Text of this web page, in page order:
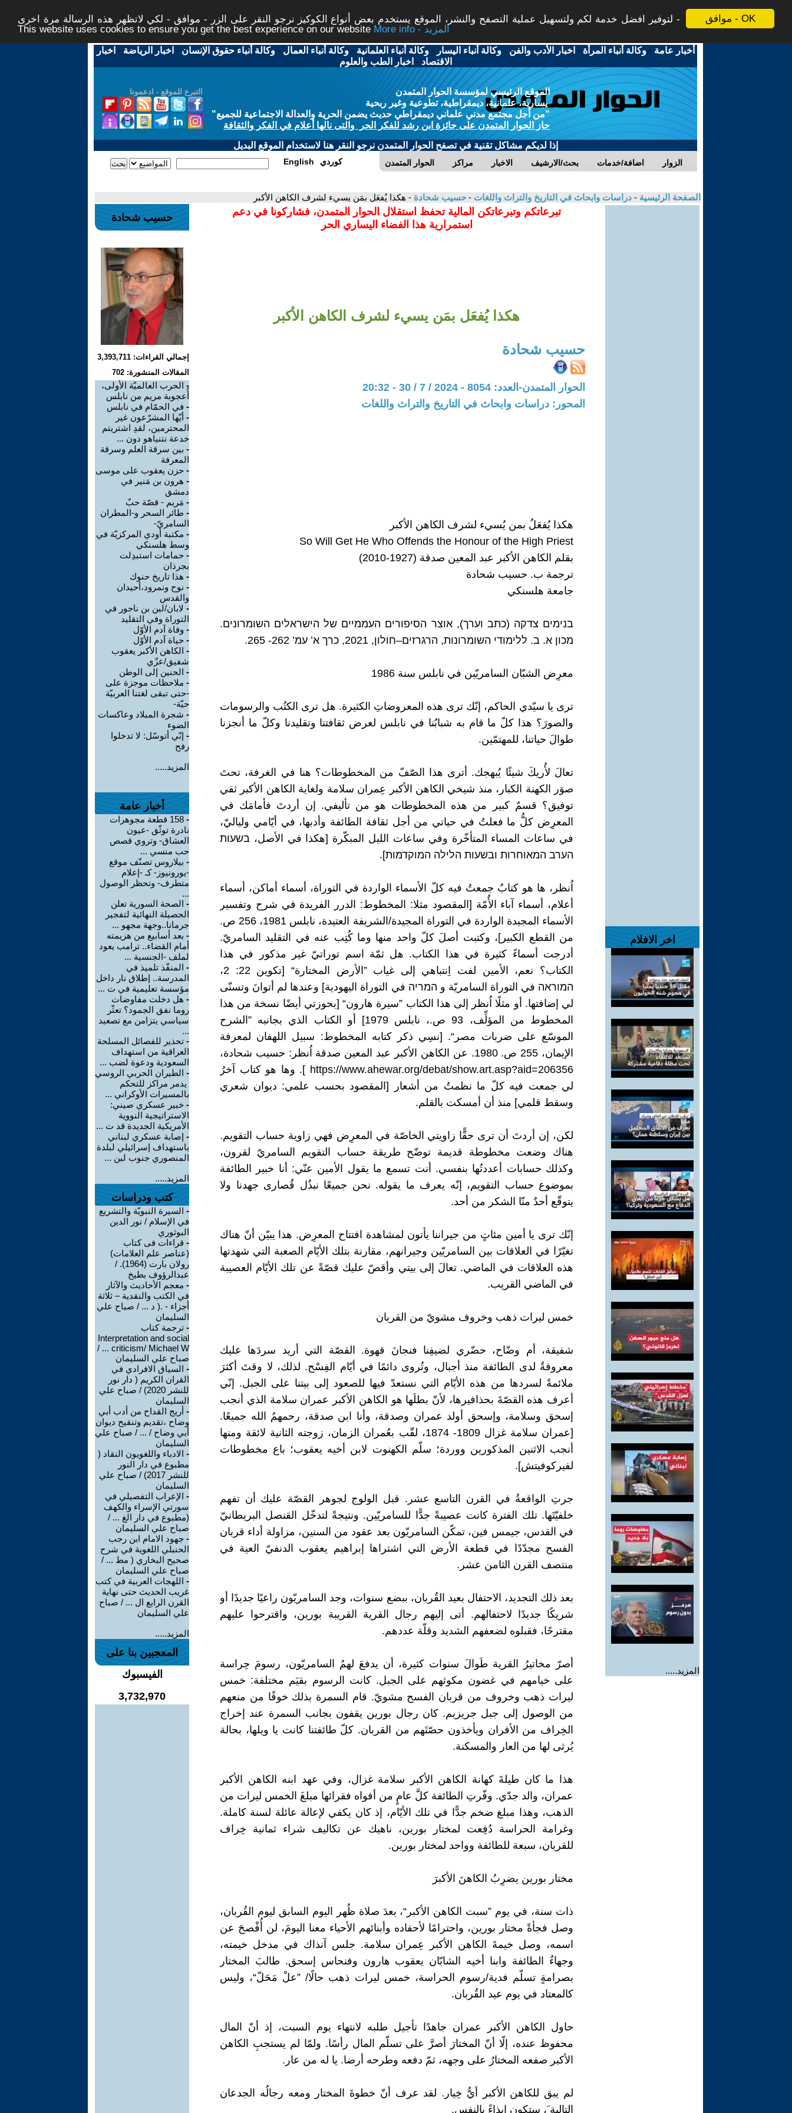
موافق - OK
لتوفير افضل خدمة لكم ولتسهيل عملية التصفح والنشر، الموقع يستخدم بعض أنواع الكوكيز نرجو النقر على الزر - موافق - لكي لاتظهر هذه الرسالة مرة اخرى -
This website uses cookies to ensure you get the best experience on our website
More info - المزيد
أخبار عامة -وكالة أنباء المرأة - اخبار الأدب والفن -وكالة أنباء اليسار -وكالة أنباء العلمانية -وكالة أنباء العمال -وكالة أنباء حقوق الإنسان - اخبار الرياضة - اخبار
الاقتصاد - اخبار الطب والعلوم
التبرع للموقع - ادعمونا
الموقع الرئيسي لمؤسسة الحوار المتمدن
يسارية، علمانية، ديمقراطية، تطوعية وغير ربحية
"من أجل مجتمع مدني علماني ديمقراطي حديث يضمن الحرية والعدالة الاجتماعية للجميع"
حاز الحوار المتمدن على جائزة ابن رشد للفكر الحر والتى نالها أعلام في الفكر والثقافة
إذا لديكم مشاكل تقنية في تصفح الحوار المتمدن نرجو النقر هنا لاستخدام الموقع البديل
الحوار المتمدن مراكز الاخبار بحث/الارشيف اضافة/خدمات الزوار English كوردي
الصفحة الرئيسية - دراسات وابحاث في التاريخ والتراث واللغات - حسيب شحادة - هكذا يُفعَل بمَن يسيء لشرف الكاهن الأكبر
اخر الافلام
المزيد.....
تبرعاتكم وتبرعاتكن المالية تحفظ استقلال الحوار المتمدن، فشاركونا في دعم
استمرارية هذا الفضاء اليساري الحر
هكذا يُفعَل بمَن يسيء لشرف الكاهن الأكبر
حسيب شحادة
الحوار المتمدن-العدد: 8054 - 2024 / 7 / 30 - 20:32
المحور: دراسات وابحاث في التاريخ والتراث واللغات
هكذا يُفعَلُ بمن يُسيء لشرف الكاهن الأكبر
So Will Get He Who Offends the Honour of the High Priest
بقلم الكاهن الأكبر عبد المعين صدقة (1927-2010)
ترجمة ب. حسيب شحادة
جامعة هلسنكي
בנימים צדקה (כתב וערך), אוצר הסיפורים העממיים של הישראלים השומרונים.
מכון א. ב. ללימודי השומרונות, הרגרזים–חולון, 2021, כרך א’ עמ’ 262- 265.
معرِض الشبّان السامريّين في نابلس سنة 1986
ترى يا سيّدي الحاكم، إنّك ترى هذه المعروضاتِ الكثيرة. هل ترى الكتُب والرسومات
والصورَ؟ هذا كلّ ما قام به شبابُنا في نابلس لعرض ثقافتنا وتقليدنا وكلّ ما أنجزنا
طوالَ حياتنا، للمهتمّين.
تعالَ لأُريكَ شيئًا يُبهجك. أترى هذا الصّفّ من المخطوطات؟ هنا في الغرفة، تحتَ
صوَر الكهنة الكبار، منذ شيخي الكاهن الأكبر عِمران سلامة ولغاية الكاهن الأكبر ثقي
توفيق؟ قسمٌ كبير من هذه المخطوطات هو من تأليفي. إن أردتَ فأمامَك في
المعرِض كلُّ ما فعلتُ في حياتي من أجل ثقافة الطائفة وأدبها، في أيّامي ولياليّ،
في ساعات المساء المتأخّرة وفي ساعات الليل المبكّرة [هكذا في الأصل، בשעות
הערב המאוחרות ובשעות הלילה המוקדמות].
اُنظر، ها هو كتابٌ جمعتُ فيه كلّ الأسماء الواردة في التوراة، أسماء أماكن، أسماء
أعلام، أسماء آباء الأُمّة [المقصود مثلا: المخطوط: الدرر الفريدة في شرح وتفسير
الأسماء المجيدة الواردة في التوراة المجيدة/الشريفة العتيدة، نابلس 1981، 256 ص.
من القطع الكبير]، وكتبت أصلَ كلّ واحد منها وما كُتِب عنه في التقليد السامريّ.
أدرجت أسماءً كثيرة في هذا الكتاب. هل ثمّة اسم توراتيّ غير مذكور في هذا
الكتاب؟ نعم، الأمين لفت اِنتباهي إلى غياب ”الأرض المختارة“ [تكوين 22: 2،
המוראה في التوراة السامريّة و המריה في التوراة اليهودية] وعندها لم أتوانَ وتسنّى
لي إضافتها. أو مثلًا اُنظر إلى هذا الكتاب ”سيرة هارون“ [بحوزتي أيضًا نسخة من هذا
المخطوط من المؤلِّف، 93 ص.، نابلس 1979] أو الكتاب الذي بجانبه ”الشرح
الموسّع على ضربات مصر“. [نسِي ذكر كتابه المخطوط: سبيل اللهفان لمعرفة
الإيمان، 255 ص. 1980. عن الكاهن الأكبر عبد المعين صدقة اُنظر: حسيب شحادة،
https://www.ahewar.org/debat/show.art.asp?aid=206356 ]. وها هو كتاب آخرُ
لي جمعت فيه كلّ ما نظمتُ من أشعار [المقصود بحسب علمي: ديوان شعري
وسقط قلمي] منذ أن أمسكت بالقلم.
لكن، إن أردتَ أن ترى حقًّا زاويتي الخاصّة في المعرِض فهي زاوية حساب التقويم.
هناك وضعت مخطوطة قديمة توضّح طريقة حساب التقويم السامريّ لقرون،
وكذلك حسابات أعددتُها بنفسي. أنت تسمع ما يقول الأمين عنّي: أنا خبير الطائفة
بموضوع حساب التقويم، إنّه يعرف ما يقوله. نحن جميعًا نبذُل قُصارى جهدنا ولا
يتوقّع أحدٌ منّا الشكر من أحد.
إنّك ترى يا أمين مئاتٍ من جيراننا يأتون لمشاهدة افتتاح المعرِض. هذا يبيّن أنّ هناك
تغيّرًا في العلاقات بين السامريّين وجيرانهم، مقارنة بتلك الأيّام الصعبة التي شهدتها
هذه العلاقات في الماضي. تعالَ إلى بيتي وأقصّ عليك قصّةً عن تلك الأيّام العصيبة
في الماضي القريب.
خمس ليرات ذهب وخروف مشويّ من القربان
شفيقة، أم وضّاح، حضّري لضيفِنا فنجانَ قهوة. القصّة التي أريد سردَها عليك
معروفةٌ لدى الطائفة منذ أجبال، وتُروى دائمًا في أيّام الفِسْح. لذلك، لا وقتَ أكثرَ
ملائمةً لسردها من هذه الأيّام التي نستعدّ فيها للصعود إلى بيتنا على الجبل. إنّي
أعرف هذه القصّةَ بحذافيرها، لأنّ بطلَها هو الكاهن الأكبر عمران سلامة الذي أنجب
إسحق وسلامة، وإسحق أولد عمران وصدقة، وأنا ابن صدقة، رحمهمُ الله جميعًا.
[عمران سلامة غزال 1809- 1874، لقّب بعُمران الزمان، زوجته الثانية لائقة ومنها
أنجب الاثنين المذكورين ووردة؛ سلّم الكهنوت لابن أخيه يعقوب؛ باع مخطوطات
لفيركوفيتش].
جرتِ الواقعةُ في القرن التاسع عشر. قبل الولوج لجوهر القصّة عليك أن تفهم
خلفيّتَها. تلك الفترة كانت عصيبةً جدًّا للسامريّين. ونتيجةً لتدخّل القنصل البريطانيّ
في القدس، جيمس فين، تمكّن السامريّون بعد عقود من السنين، مزاولة أداء قربان
الفسح مجدّدًا في قطعة الأرض التي اشتراها إبراهيم يعقوب الدنفيّ العية في
منتصف القرن الثامن عشر.
بعد ذلك التجديد، الاحتفال بعيد القُربان، ببضع سنوات، وجد السامريّون راعيًا جديدًا أو
شريكًا جديدًا لاحتفالهم. أتى إليهم رجال القرية القريبة بورين، واقترحوا عليهم
مقترحًا، فقبلوه لضعفهم الشديد وقلّة عددهم.
أصرّ مخاتيرُ القرية طَوالَ سنوات كثيرة، أن يدفعَ لهمُ السامريّون، رسومَ حِراسة
على خيامهم في غضون مكوثهم على الجبل. كانت الرسوم بقيَم مختلفة: خمس
ليرات ذهب وخروف من قربان الفسح مشويّ. قام السمرة بذلك خوفًا من منعهم
من الوصول إلى جبل جريزيم. كان رجال بورين يقفون بجانب السمرة عند إخراج
الخِراف من الأفران ويأخذون حصّتَهم من القربان. كلّ طائفتنا كانت يا ويلها، بحالة
يُرثى لها من العار والمسكنة.
هذا ما كان طيلةَ كهانة الكاهن الأكبر سلامة غزال، وفي عهد ابنه الكاهن الأكبر
عمران، والد جدّي. وفّرتِ الطائفة كلَّ عامٍ من أفواه فقرائها مبلغَ الخمس ليرات من
الذهب، وهذا مبلغ ضخم جدًّا في تلك الأيّام، إذ كان يكفي لإعالة عائلة لسنة كاملة.
وغرامة الحراسة دُفِعت لمختار بورين، ناهيك عن تكاليف شراء ثمانية خِراف
للقربان، سبعة للطائفة وواحد لمختار بورين.
مختار بورين يضرِبُ الكاهنَ الأكبرَ
ذات سنة، في يوم ”سبت الكاهن الأكبر“، بعدَ صلاة ظُهر اليوم السابق ليوم القُربان،
وصل فجأةً مختار بورين، واحترامًا لأحفاده وأبنائهم الأحياء معنا اليومَ، لن أُفْصحَ عن
اسمه، وصل خيمةَ الكاهن الأكبر عِمران سلامة. جلس آنذاك في مدخل خيمته،
وجهاءُ الطائفة وابنا أخيه الشابّان يعقوب هارون وفنحاس إسحق. طالبَ المختار
بصرامةٍ تسلّم فدية/رسوم الحراسة، خمس ليرات ذهب حالًا/ ”علْ مَحَلّ“، وليس
كالمعتاد في يوم عيد القُربان.
حاول الكاهن الأكبر عمران جاهدًا تأجيل طلبه لانتهاء يوم السبت، إذ أنّ المال
محفوظ عنده، إلّا أنّ المختارَ أصرَّ على تسلّم المال رأسًا. ولمّا لم يستجبِ الكاهن
الأكبر صفعه المختارُ على وجهه، ثمّ دفعه وطرحه أرضا. يا له من عار.
لم يبق للكاهن الأكبر أيُّ خِيار. لقد عرف أنّ خطوةَ المختار ومعه رجالُه الجدعان
التالية َ، ستكون إيذاءً بالنفس.
حسيب شحادة
إجمالي القراءات: 3,393,711
المقالات المنشورة: 702
- الحرب العالميّة الأولى،
أُعجوبة مريم من نابلس
- في الحمّام في نابلس
- أيّها المشرّعون غير
المحترمين، لقدِ اشتريتم
خدعة نتنياهو دون ...
- بين سرقة العلم وسرقة
المعرفة
- حزن يعقوب على موسى
- هرون بن مَنير في
دمشق
- مَريم - قصّة حبّ
- طائر السحر و-المطران
السامريّ-
- مكتبة أودي المركزيّة في
وسط هلسنكي
- حمامات استبدِلت
بجرذان
- هذا تاريخ حنوك
- نوح ونمرود،أحيدان
والقدس
- لابان/لبن بن ناحور في
التوراة وفي التقليد
- وفاة آدم الأوّل
- حياة آدم الأوّل
- الكاهن الأكبر يعقوب
شفيق/عزّي
- الحنين إلى الوطن
- ملاحظات موجزة على
-حتى تبقى لغتنا العربيّة
حيّة-
- شجرة المبلاد وعاكسات
الضوء
- إنّي أتوسّل: لا تدخلوا
رفح
المزيد.....
أخبار عامة
-
158 قطعة مجوهرات
نادرة توثّق -عيون
العشاق- وتروي قصص
حب منسي ...
- بيلاروس تصنّف موقع
-يورونيوز- كـ -إعلام
متطرف- وتحظر الوصول
...
- الصحة السورية تعلن
الحصيلة النهائية لتفجير
جرمانا..وجهة مجهو ...
- بعد أسابيع من هزيمته
أمام القضاء.. ترامب يعود
لملف -الجنسية ...
- المنفّذ تلميذ في
المدرسة.. إطلاق نار داخل
مؤسسة تعليمية في ت ...
- هل دخلت مفاوضات
روما نفق الجمود؟ تعثّر
سياسي يتزامن مع تصعيد
...
- تحذير للفصائل المسلحة
العراقية من استهداف
السعودية ودعوة لضب ...
- الطيران الحربي الروسي
يدمر مراكز للتحكم
بالمسيرات الأوكراني ...
- خبير عسكري صيني:
الاستراتيجية النووية
الأمريكية الجديدة قد ت ...
- إصابة عسكري لبناني
باستهداف إسرائيلي لبلدة
المنصوري جنوب لبن ...
المزيد.....
كتب ودراسات
- السيرة النبويّة والتشريع
في الإسلام / نور الدين
البوثوري
- قراءات فى كتاب
(عناصر علم العلامات)
رولان بارت (1964). /
عبدالرؤوف بطيخ
- معجم الأحاديث والآثار
في الكتب والنقدية – ثلاثة
أجزاء - .( د ... / صباح علي
السليمان
- ترجمة كتاب
Interpretation and social
criticism/ Michael W ... /
صباح علي السليمان
- السياق الافرادي في
القران الكريم ( دار نور
للنشر 2020) / صباح علي
السليمان
- أريج القداح من أدب أبي
وضاح ،تقديم وتنقيح ديوان
أبي وضاح / ... / صباح علي
السليمان
- الادباء واللغويون النقاد (
مطبوع في دار النور
للنشر 2017) / صباح علي
السليمان
- الإعراب التفصيلي في
سورتي الإسراء والكهف
(مطبوع في دار الغ ... /
صباح علي السليمان
- جهود الامام ابن رجب
الحنبلي اللغوية في شرح
صحيح البخاري ( مط ... /
صباح علي السليمان
- اللهجات العربية في كتب
غريب الحديث حتى نهاية
القرن الرابع ال ... / صباح
علي السليمان
المزيد.....
المعجبين بنا على
الفيسبوك
3,732,970